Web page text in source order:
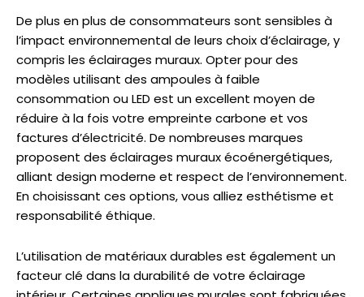
De plus en plus de consommateurs sont sensibles à
l’impact environnemental de leurs choix d’éclairage, y
compris les éclairages muraux. Opter pour des
modèles utilisant des ampoules à faible
consommation ou LED est un excellent moyen de
réduire à la fois votre empreinte carbone et vos
factures d’électricité. De nombreuses marques
proposent des éclairages muraux écoénergétiques,
alliant design moderne et respect de l’environnement.
En choisissant ces options, vous alliez esthétisme et
responsabilité éthique.
L’utilisation de matériaux durables est également un
facteur clé dans la durabilité de votre éclairage